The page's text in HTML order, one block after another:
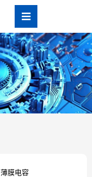
薄膜电容